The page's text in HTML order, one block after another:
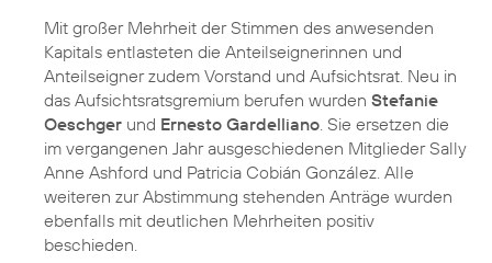
Mit großer Mehrheit der Stimmen des anwesenden
Kapitals entlasteten die Anteilseignerinnen und
Anteilseigner zudem Vorstand und Aufsichtsrat. Neu in
das Aufsichtsratsgremium berufen wurden Stefanie
Oeschger und Ernesto Gardelliano. Sie ersetzen die
im vergangenen Jahr ausgeschiedenen Mitglieder Sally
Anne Ashford und Patricia Cobián González. Alle
weiteren zur Abstimmung stehenden Anträge wurden
ebenfalls mit deutlichen Mehrheiten positiv
beschieden.